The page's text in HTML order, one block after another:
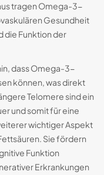
tragen Omega-3-
Gesundheit
die Funktion der
dass Omega-3-
können, was direkt
Telomere sind ein
und somit für eine
wichtiger Aspekt
Sie fördern
Funktion
Erkrankungen